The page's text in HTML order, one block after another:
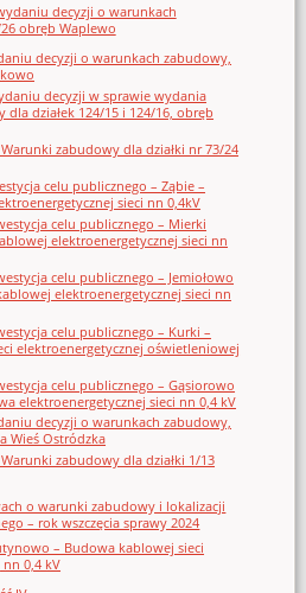
decyzji o warunkach
obręb Waplewo
decyzji o warunkach zabudowy,
decyzji w sprawie wydania
działek 124/15 i 124/16, obręb
Warunki zabudowy dla działki nr 73/24
celu publicznego – Ząbie –
sieci nn 0,4kV
celu publicznego – Mierki
elektroenergetycznej sieci nn
celu publicznego – Jemiołowo
elektroenergetycznej sieci nn
celu publicznego – Kurki –
elektroenergetycznej oświetleniowej
celu publicznego – Gąsiorowo
elektroenergetycznej sieci nn 0,4 kV
decyzji o warunkach zabudowy,
Wieś Ostródzka
Warunki zabudowy dla działki 1/13
o warunki zabudowy i lokalizacji
– rok wszczęcia sprawy 2024
– Budowa kablowej sieci
0,4 kV